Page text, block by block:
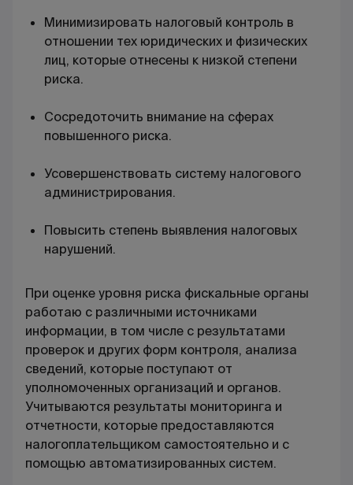
Минимизировать налоговый контроль в
отношении тех юридических и физических
лиц, которые отнесены к низкой степени
риска.
Сосредоточить внимание на сферах
повышенного риска.
Усовершенствовать систему налогового
администрирования.
Повысить степень выявления налоговых
нарушений.
При оценке уровня риска фискальные органы
работаю с различными источниками
информации, в том числе с результатами
проверок и других форм контроля, анализа
сведений, которые поступают от
уполномоченных организаций и органов.
Учитываются результаты мониторинга и
отчетности, которые предоставляются
налогоплательщиком самостоятельно и с
помощью автоматизированных систем.